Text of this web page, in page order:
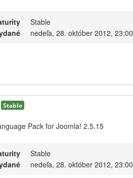
Stable
nedeľa, 28. október 2012, 23:00
Stable
Pack for Joomla! 2.5.15
Stable
nedeľa, 28. október 2012, 23:00